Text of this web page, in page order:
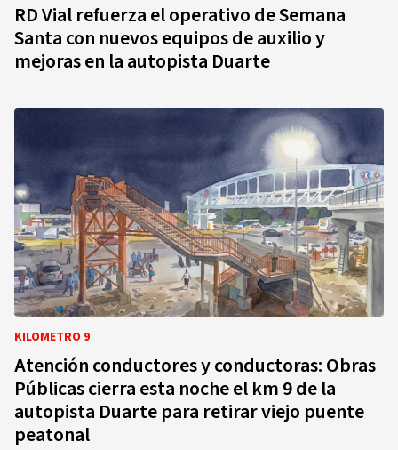
RD Vial refuerza el operativo de Semana
Santa con nuevos equipos de auxilio y
mejoras en la autopista Duarte
KILOMETRO 9
Atención conductores y conductoras: Obras
Públicas cierra esta noche el km 9 de la
autopista Duarte para retirar viejo puente
peatonal